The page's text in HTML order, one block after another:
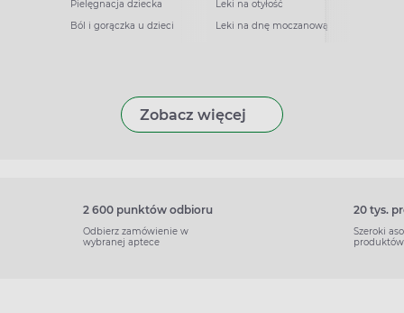
Pielęgnacja dziecka
Ból i gorączka u dzieci
Leki na otyłość
Leki na dnę moczanową
Zobacz więcej
2 600 punktów odbioru
Odbierz zamówienie w
wybranej aptece
20 tys.
Szeroki
produktów